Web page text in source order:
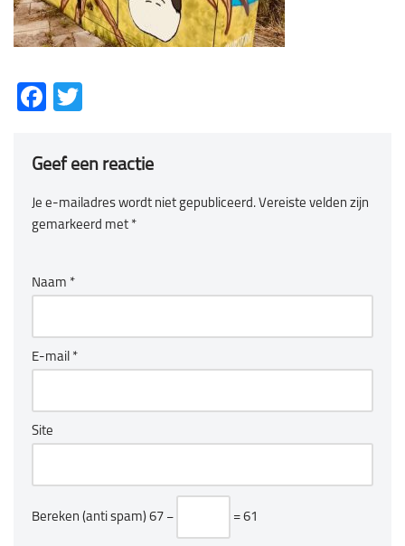
Facebook
Geef een reactie
Je e-mailadres wordt niet gepubliceerd. Vereiste velden zijn
gemarkeerd met *
Naam *
E-mail *
Site
Bereken (anti spam) 67 − = 61